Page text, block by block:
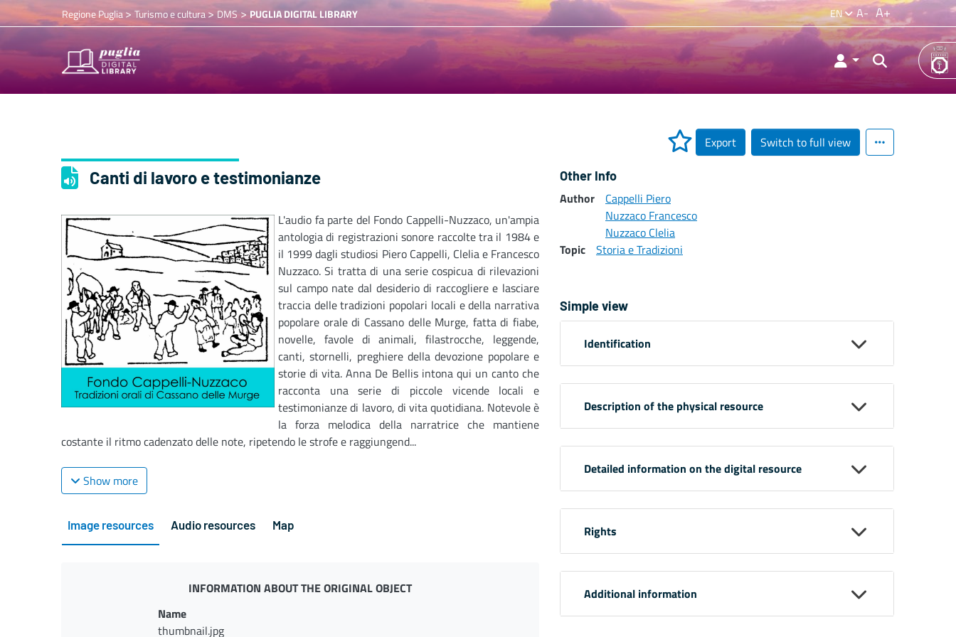
Regione Puglia> Turismo e cultura>DMS > PUGLIA DIGITAL LIBRARY EN A- A+
Export Switch to full view
Canti di lavoro e testimonianze
L'audio fa parte del Fondo Cappelli-Nuzzaco, un'ampia
antologia di registrazioni sonore raccolte tra il 1984 e
il 1999 dagli studiosi Piero Cappelli, Clelia e Francesco
Nuzzaco. Si tratta di una serie cospicua di rilevazioni
sul campo nate dal desiderio di raccogliere e lasciare
traccia delle tradizioni popolari locali e della narrativa
popolare orale di Cassano delle Murge, fatta di fiabe,
novelle, favole di animali, filastrocche, leggende,
canti, stornelli, preghiere della devozione popolare e
storie di vita. Anna De Bellis intona qui un canto che
racconta una serie di piccole vicende locali e
testimonianze di lavoro, di vita quotidiana. Notevole è
la forza melodica della narratrice che mantiene
costante il ritmo cadenzato delle note, ripetendo le strofe e raggiungend...
Show more
Image resources Audio resources Map
INFORMATION ABOUT THE ORIGINAL OBJECT
Name
thumbnail.jpg
Other Info
Author
Cappelli Piero
Nuzzaco Francesco
Nuzzaco Clelia
Topic
Storia e Tradizioni
Simple view
Identification
Description of the physical resource
Detailed information on the digital resource
Rights
Additional information